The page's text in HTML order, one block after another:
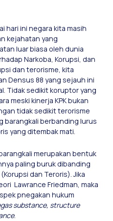
hari ini negara kita masih
kejahatan yang
luar biasa oleh dunia
Narkoba, Korupsi, dan
dan terorisme, kita
Densus 88 yang sejauh ini
Tidak sedikit koruptor yang
meski kinerja KPK bukan
tidak sedikit terorisme
barangkali berbanding lurus
yang ditembak mati.
merupakan bentuk
paling buruk dibanding
dan Teroris). Jika
Lawrance Friedman, maka
pnegakan hukum
substance, structure
.